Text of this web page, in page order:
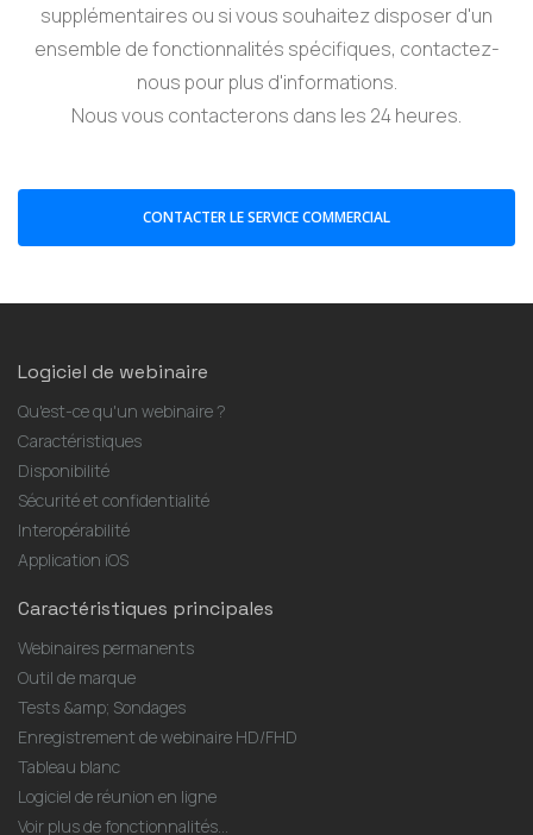
supplémentaires ou si vous souhaitez disposer d'un
ensemble de fonctionnalités spécifiques, contactez-
nous pour plus d'informations.
Nous vous contacterons dans les 24 heures.
CONTACTER LE SERVICE COMMERCIAL
Logiciel de webinaire
Qu'est-ce qu'un webinaire ?
Caractéristiques
Disponibilité
Sécurité et confidentialité
Interopérabilité
Application iOS
Caractéristiques principales
Webinaires permanents
Outil de marque
Tests &amp; Sondages
Enregistrement de webinaire HD/FHD
Tableau blanc
Logiciel de réunion en ligne
Voir plus de fonctionnalités...